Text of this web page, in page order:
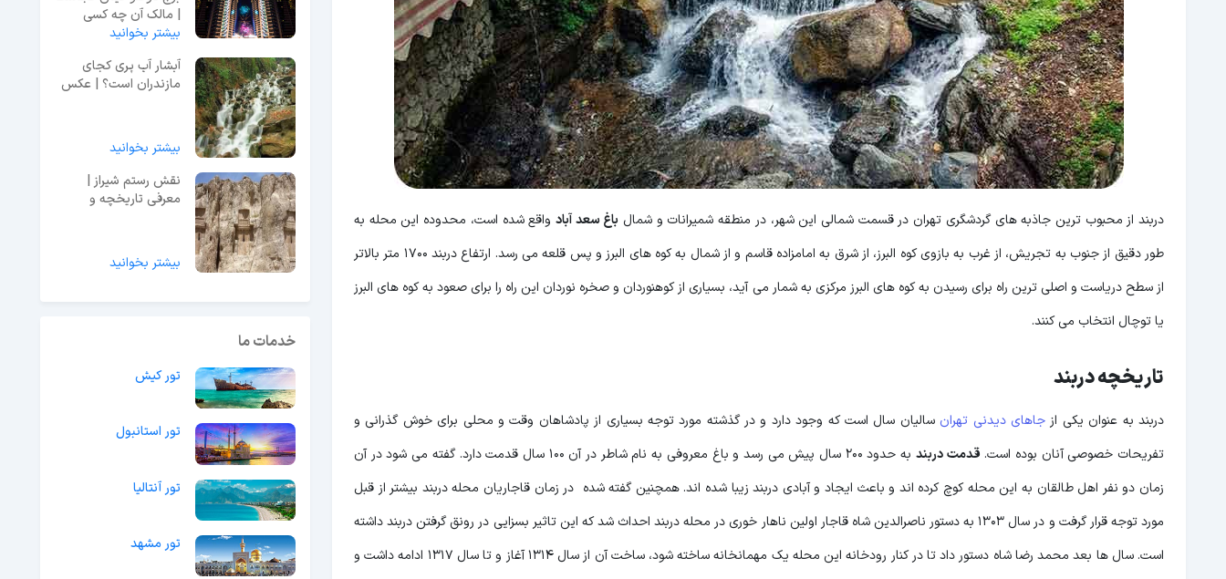
دربند از محبوب ترین جاذبه های گردشگری تهران در قسمت شمالی این شهر، در منطقه شمیرانات و شمال باغ سعد آباد واقع شده است، محدوده این محله به
طور دقیق از جنوب به تجریش، از غرب به بازوی کوه البرز، از شرق به امامزاده قاسم و از شمال به کوه های البرز و پس قلعه می رسد. ارتفاع دربند 1700 متر بالاتر
از سطح دریاست و اصلی ترین راه برای رسیدن به کوه های البرز مرکزی به شمار می آید، بسیاری از کوهنوردان و صخره نوردان این راه را برای صعود به کوه های البرز
یا توچال انتخاب می کنند.
تاریخچه دربند
دربند به عنوان یکی از جاهای دیدنی تهران سالیان سال است که وجود دارد و در گذشته مورد توجه بسیاری از پادشاهان وقت و محلی برای خوش گذرانی و
تفریحات خصوصی آنان بوده است. قدمت دربند
به حدود 200 سال پیش می رسد و باغ معروفی به نام شاطر در آن 100 سال قدمت دارد. گفته می شود در آن
زمان دو نفر اهل طالقان به این محله کوچ کرده اند و باعث ایجاد و آبادی دربند زیبا شده اند. همچنین گفته شده در زمان قاجاریان محله دربند بیشتر از قبل
مورد توجه قرار گرفت و در سال 1303 به دستور ناصرالدین شاه قاجار اولین ناهار خوری در محله دربند احداث شد که این تاثیر بسزایی در رونق گرفتن دربند داشته
است. سال ها بعد محمد رضا شاه دستور داد تا در کنار رودخانه این محله یک مهمانخانه ساخته شود، ساخت آن از سال 1314 آغاز و تا سال 1317 ادامه داشت و
| مالک آن چه کسی
است؟ + عکس
بیشتر بخوانید
آبشار آب پری کجای
مازندران است؟ | عکس
بیشتر بخوانید
نقش رستم شیراز |
معرفی تاریخچه و
بیشتر بخوانید
خدمات ما
تور کیش
تور استانبول
تور آنتالیا
تور مشهد